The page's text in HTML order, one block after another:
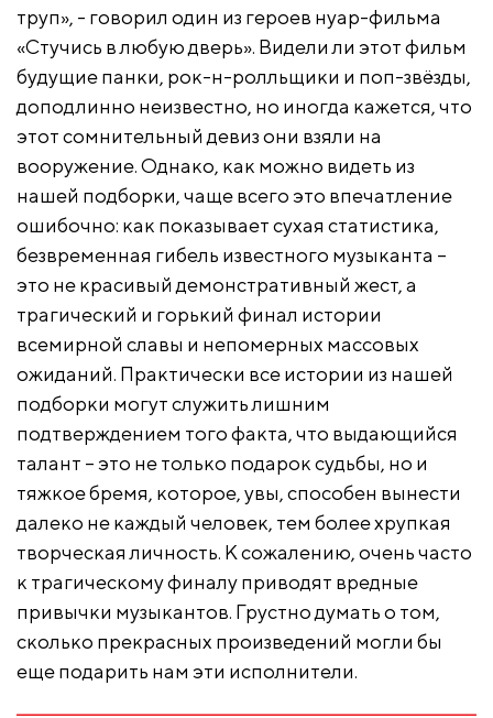
труп», - говорил один из героев нуар-фильма
«Стучись в любую дверь». Видели ли этот фильм
будущие панки, рок-н-ролльщики и поп-звёзды,
доподлинно неизвестно, но иногда кажется, что
этот сомнительный девиз они взяли на
вооружение. Однако, как можно видеть из
нашей подборки, чаще всего это впечатление
ошибочно: как показывает сухая статистика,
безвременная гибель известного музыканта –
это не красивый демонстративный жест, а
трагический и горький финал истории
всемирной славы и непомерных массовых
ожиданий. Практически все истории из нашей
подборки могут служить лишним
подтверждением того факта, что выдающийся
талант – это не только подарок судьбы, но и
тяжкое бремя, которое, увы, способен вынести
далеко не каждый человек, тем более хрупкая
творческая личность. К сожалению, очень часто
к трагическому финалу приводят вредные
привычки музыкантов. Грустно думать о том,
сколько прекрасных произведений могли бы
еще подарить нам эти исполнители.